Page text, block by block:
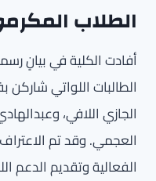
الطلاب
أفادت الكلية في بيانٍ
الطالبات اللواتي شاركن
الجازي اللافي،
العجمي. وقد تم
الفعالية وتقديم الدعم